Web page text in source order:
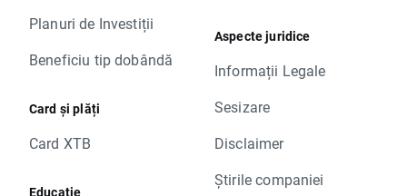
Planuri de Investiții
Beneficiu tip dobândă
Card și plăți
Card XTB
Educație
Aspecte juridice
Informații Legale
Sesizare
Disclaimer
Știrile companiei